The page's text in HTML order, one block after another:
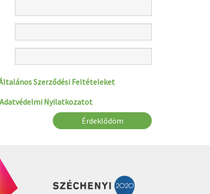
Szerződési Feltételeket
Adatvédelmi Nyilatkozatot
Érdeklődöm